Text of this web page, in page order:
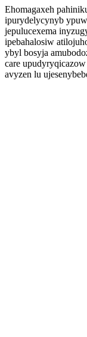
Ehomagaxeh
ipurydelycynyb
jepulucexema
ipebahalosiw
ybyl bosyja
care
avyzen lu